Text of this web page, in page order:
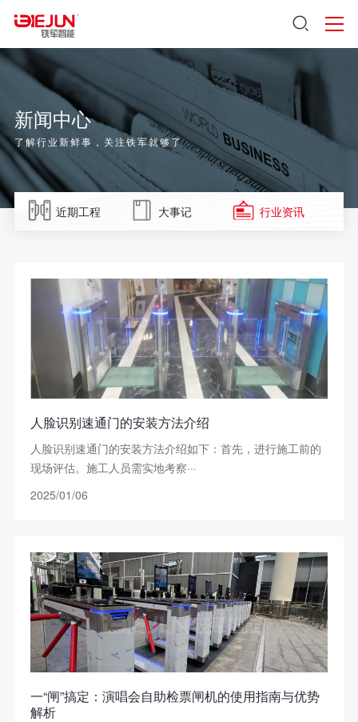
新闻中心
了解行业新鲜事，关注铁军就够了
近期工程 大事记 行业资讯
人脸识别速通门的安装方法介绍
人脸识别速通门的安装方法介绍如下：首先，进行施工前的
现场评估。施工人员需实地考察···
2025/01/06
一“闸”搞定：演唱会自助检票闸机的使用指南与优势
解析